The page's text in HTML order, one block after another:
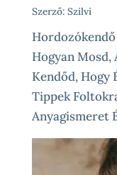
Szerző: Szilvi
Hogyan Mosd,
Kendőd, Hogy
Tippek
Anyagismeret